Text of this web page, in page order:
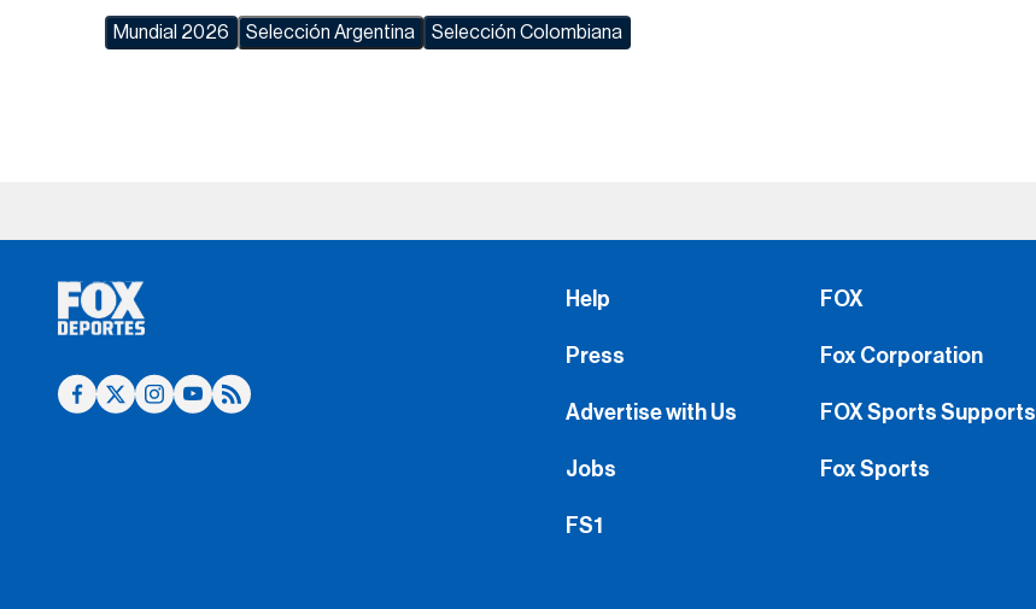
Mundial 2026 Selección Argentina Selección Colombiana
Help
Press
Advertise with Us
Jobs
FS1
FOX
Fox Corporation
FOX Sports Supports
Fox Sports